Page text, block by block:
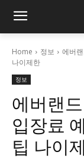
Home 정보
에버
나이제한
정보
에버랜
입장료
팁 나이